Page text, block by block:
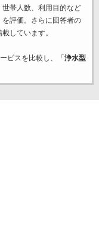
帯人数、利用目的など
を評価。さらに回答者の
しています。
ビスを比較し、「 浄水型